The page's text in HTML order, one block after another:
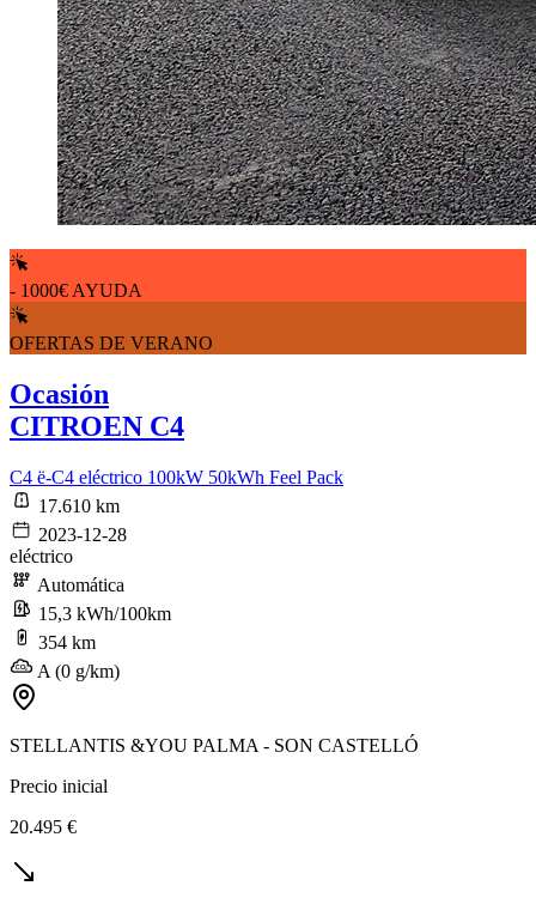
- 1000€ AYUDA
OFERTAS DE VERANO
Ocasión
CITROEN C4
C4 ë-C4 eléctrico 100kW 50kWh Feel Pack
17.610 km
2023-12-28
eléctrico
Automática
15,3 kWh/100km
354 km
A (0 g/km)
STELLANTIS &YOU PALMA - SON CASTELLÓ
Precio inicial
20.495 €